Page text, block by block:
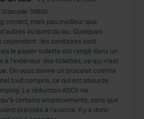
Sitecode: 58825
correct, mais pas meilleur que
au bord du lac. Quelques
cependant : les sanitaires sont
le papier toilette est rangé dans un
à l'extérieur des toilettes, ce qui n'est
On vous donne un bracelet comme
tout compris, ce qui est absurde
La réduction ASCII ne
certains emplacements, sans que
précisés à l'avance. Il y a donc